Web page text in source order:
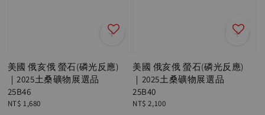
美國 俄亥俄 螢石(磷光反應)
｜2025土桑礦物展選品
25B46
Regular
NT$ 1,680
美國 俄亥俄 螢石(磷光反應)
｜2025土桑礦物展選品
25B40
Regular
NT$ 2,100